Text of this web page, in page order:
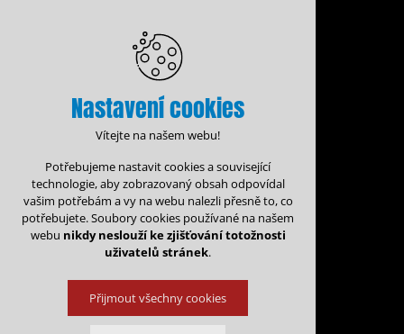
Administrace rezervací
Nastavení cookies
Vítejte na našem webu!
Potřebujeme nastavit cookies a související
technologie, aby zobrazovaný obsah odpovídal
vašim potřebám a vy na webu nalezli přesně to, co
potřebujete. Soubory cookies používané na našem
webu nikdy neslouží ke zjišťování totožnosti
uživatelů stránek.
Přijmout všechny cookies